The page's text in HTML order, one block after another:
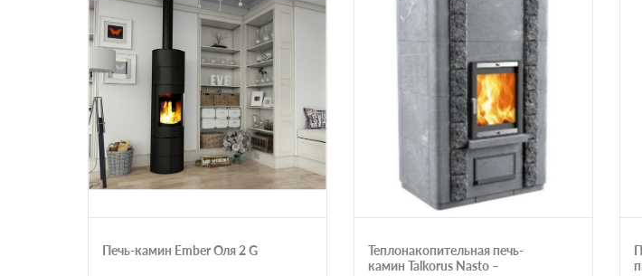
Печь-камин Ember Оля 2 G
Теплонакопительная печь-
камин Talkorus Nasto –